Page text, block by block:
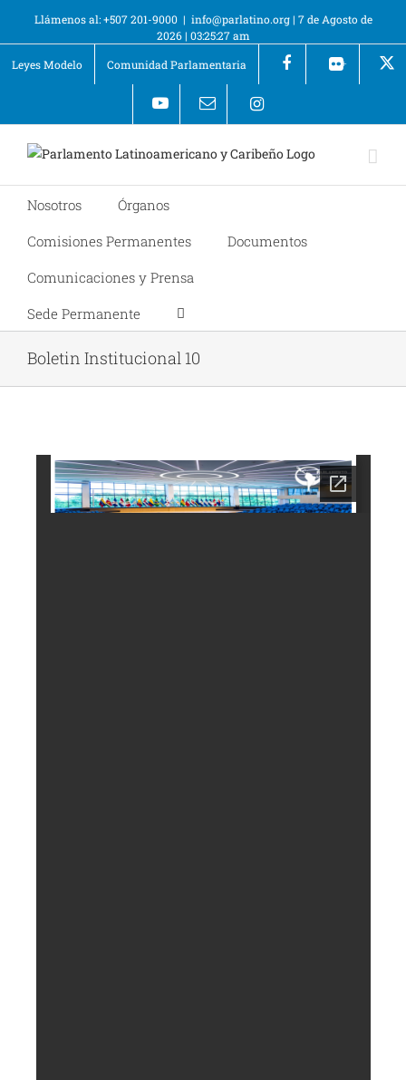
Llámenos al: +507 201-9000 | info@parlatino.org| 7 de Agosto de
2026 | 03:25:27 am
Leyes Modelo
Comunidad Parlamentaria +
Nosotros
Órganos
Comisiones Permanentes
Documentos
Comunicaciones y Prensa
Sede Permanente
Boletin Institucional 10